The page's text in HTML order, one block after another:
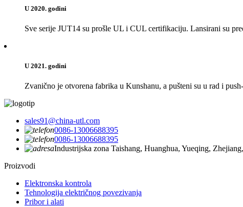
U 2020. godini
Sve serije JUT14 su prošle UL i CUL certifikaciju. Lansirani su
U 2021. godini
Zvanično je otvorena fabrika u Kunshanu, a pušteni su u rad i
sales91@china-utl.com
0086-13006688395
0086-13006688395
Industrijska zona Taishang, Huanghua, Yueqing,
Proizvodi
Elektronska kontrola
Tehnologija električnog povezivanja
Pribor i alati